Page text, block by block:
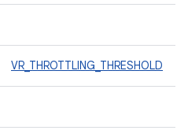
VR_THROTTLING_THRESHOLD